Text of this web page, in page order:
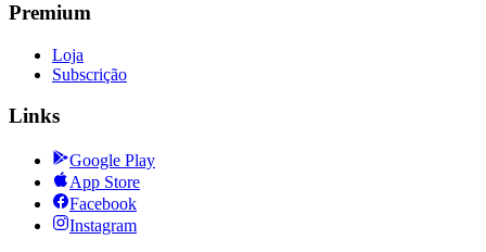
Premium
Loja
Subscrição
Links
Google Play
App Store
Facebook
Instagram